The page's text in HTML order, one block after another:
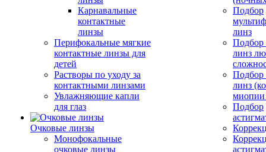
Карнавальные
контактные
линзы
Перифокальные мягкие
контактные линзы для
детей
Растворы по уходу за
контактными линзами
Увлажняющие капли
для глаз
Очковые линзы
Монофокальные
очковые линзы
Подбор
линз
Подбор
линз
Подбор
линз
миопии
Подбор